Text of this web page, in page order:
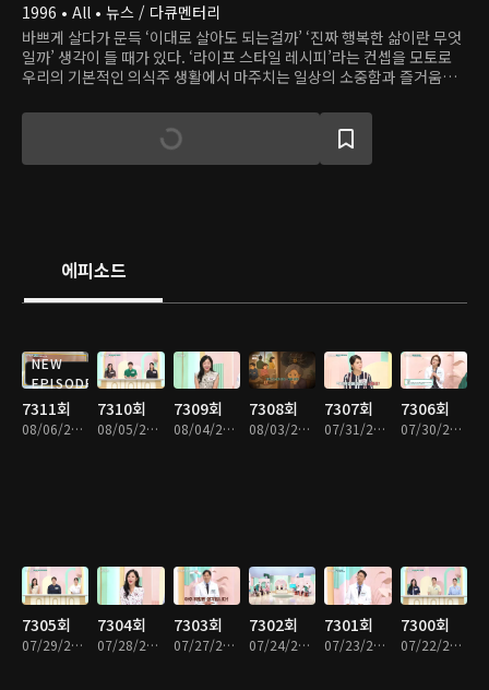
1996 • All • 뉴스 / 다큐멘터리
바쁘게 살다가 문득 ‘이대로 살아도 되는걸까’ ‘진짜 행복한 삶이란 무엇
일까’ 생각이 들 때가 있다. ‘라이프 스타일 레시피’라는 컨셉을 모토로
우리의 기본적인 의식주 생활에서 마주치는 일상의 소중함과 즐거움을
에피소드
NEW
EPISODE
7311회
08/06/2026 • 52분
7310회
08/05/2026 • 52분
7309회
08/04/2026 • 51분
7308회
08/03/2026 • 51분
7307회
07/31/2026 • 52분
7306회
07/30/2026 • 52분
7305회
07/29/2026 • 52분
7304회
07/28/2026 • 51분
7303회
07/27/2026 • 51분
7302회
07/24/2026 • 52분
7301회
07/23/2026 • 52분
7300회
07/22/2026 • 52분